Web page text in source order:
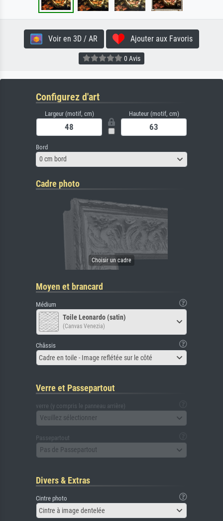
Voir en 3D / AR Ajouter aux Favoris
0 Avis
Configurez d'art
Largeur (motif, cm) Hauteur (motif, cm)
Bord
0 cm bord
Cadre photo
Moyen et brancard
Médium
Toile Leonardo (satin)
(Canvas Venezia)
Châssis
Cadre en toile - Image reflétée sur le côté
Verre et Passepartout
verre (y compris le panneau arrière)
Veuillez sélectionner
Passepartout
Pas de Passepartout
Divers & Extras
Cintre photo
Cintre à image dentelée